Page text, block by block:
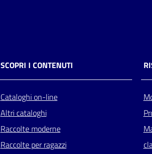
SCOPRI I CONTENUTI
Cataloghi on-line
Altri cataloghi
Raccolte moderne
Raccolte per ragazzi